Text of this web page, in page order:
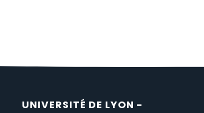
UNIVERSITÉ DE LYON -